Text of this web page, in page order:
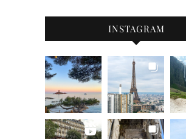
INSTAGRAM